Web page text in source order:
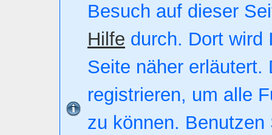
Besuch auf dieser
Hilfe durch. Dort wird
Seite näher erläutert.
registrieren, um alle
zu können. Benutzen